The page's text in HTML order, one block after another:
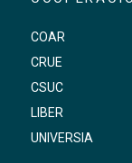
COAR
CRUE
CSUC
LIBER
UNIVERSIA